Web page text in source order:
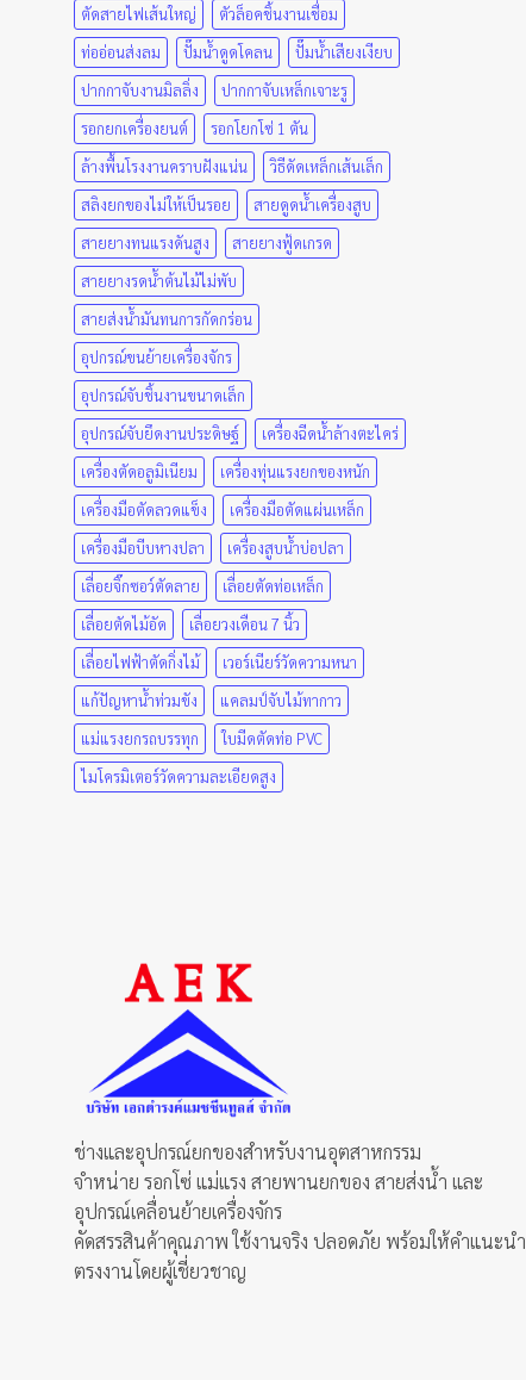
ตัดสายไฟเส้นใหญ่
ตัวล็อคชิ้นงานเชื่อม
ท่ออ่อนส่งลม
ปั๊มน้ำดูดโคลน
ปั๊มน้ำเสียงเงียบ
ปากกาจับงานมิลลิ่ง
ปากกาจับเหล็กเจาะรู
รอกยกเครื่องยนต์
รอกโยกโซ่ 1 ตัน
ล้างพื้นโรงงานคราบฝังแน่น
วิธีดัดเหล็กเส้นเล็ก
สลิงยกของไม่ให้เป็นรอย
สายดูดน้ำเครื่องสูบ
สายยางทนแรงดันสูง
สายยางฟู้ดเกรด
สายยางรดน้ำต้นไม้ไม่พับ
สายส่งน้ำมันทนการกัดกร่อน
อุปกรณ์ขนย้ายเครื่องจักร
อุปกรณ์จับชิ้นงานขนาดเล็ก
อุปกรณ์จับยึดงานประดิษฐ์
เครื่องฉีดน้ำล้างตะไคร่
เครื่องตัดอลูมิเนียม
เครื่องทุ่นแรงยกของหนัก
เครื่องมือตัดลวดแข็ง
เครื่องมือตัดแผ่นเหล็ก
เครื่องมือบีบหางปลา
เครื่องสูบน้ำบ่อปลา
เลื่อยจิ๊กซอว์ตัดลาย
เลื่อยตัดท่อเหล็ก
เลื่อยตัดไม้อัด
เลื่อยวงเดือน 7 นิ้ว
เลื่อยไฟฟ้าตัดกิ่งไม้
เวอร์เนียร์วัดความหนา
แก้ปัญหาน้ำท่วมขัง
แคลมป์จับไม้ทากาว
แม่แรงยกรถบรรทุก
ใบมีดตัดท่อ PVC
ไมโครมิเตอร์วัดความละเอียดสูง
ช่างและอุปกรณ์ยกของสำหรับงานอุตสาหกรรม
จำหน่าย รอกโซ่ แม่แรง สายพานยกของ สายส่งน้ำ และ
อุปกรณ์เคลื่อนย้ายเครื่องจักร
คัดสรรสินค้าคุณภาพ ใช้งานจริง ปลอดภัย พร้อมให้คำแนะนำ
ตรงงานโดยผู้เชี่ยวชาญ